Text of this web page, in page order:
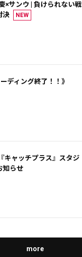
×サンウ | 負けられない戦
決
NEW
ディング終了！！》
キャッチプラス』スタジ
知らせ
more